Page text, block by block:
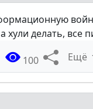
хули делать, все
100 Ещё